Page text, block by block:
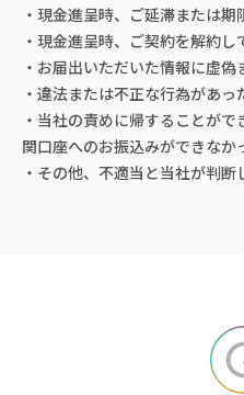
・現金進呈時、ご延滞または
・現金進呈時、ご契約を解約し
・お届出いただいた情報に虚
・違法または不正な行為があっ
・当社の責めに帰することが
関口座へのお振込みができなか
・その他、不適当と当社が判断